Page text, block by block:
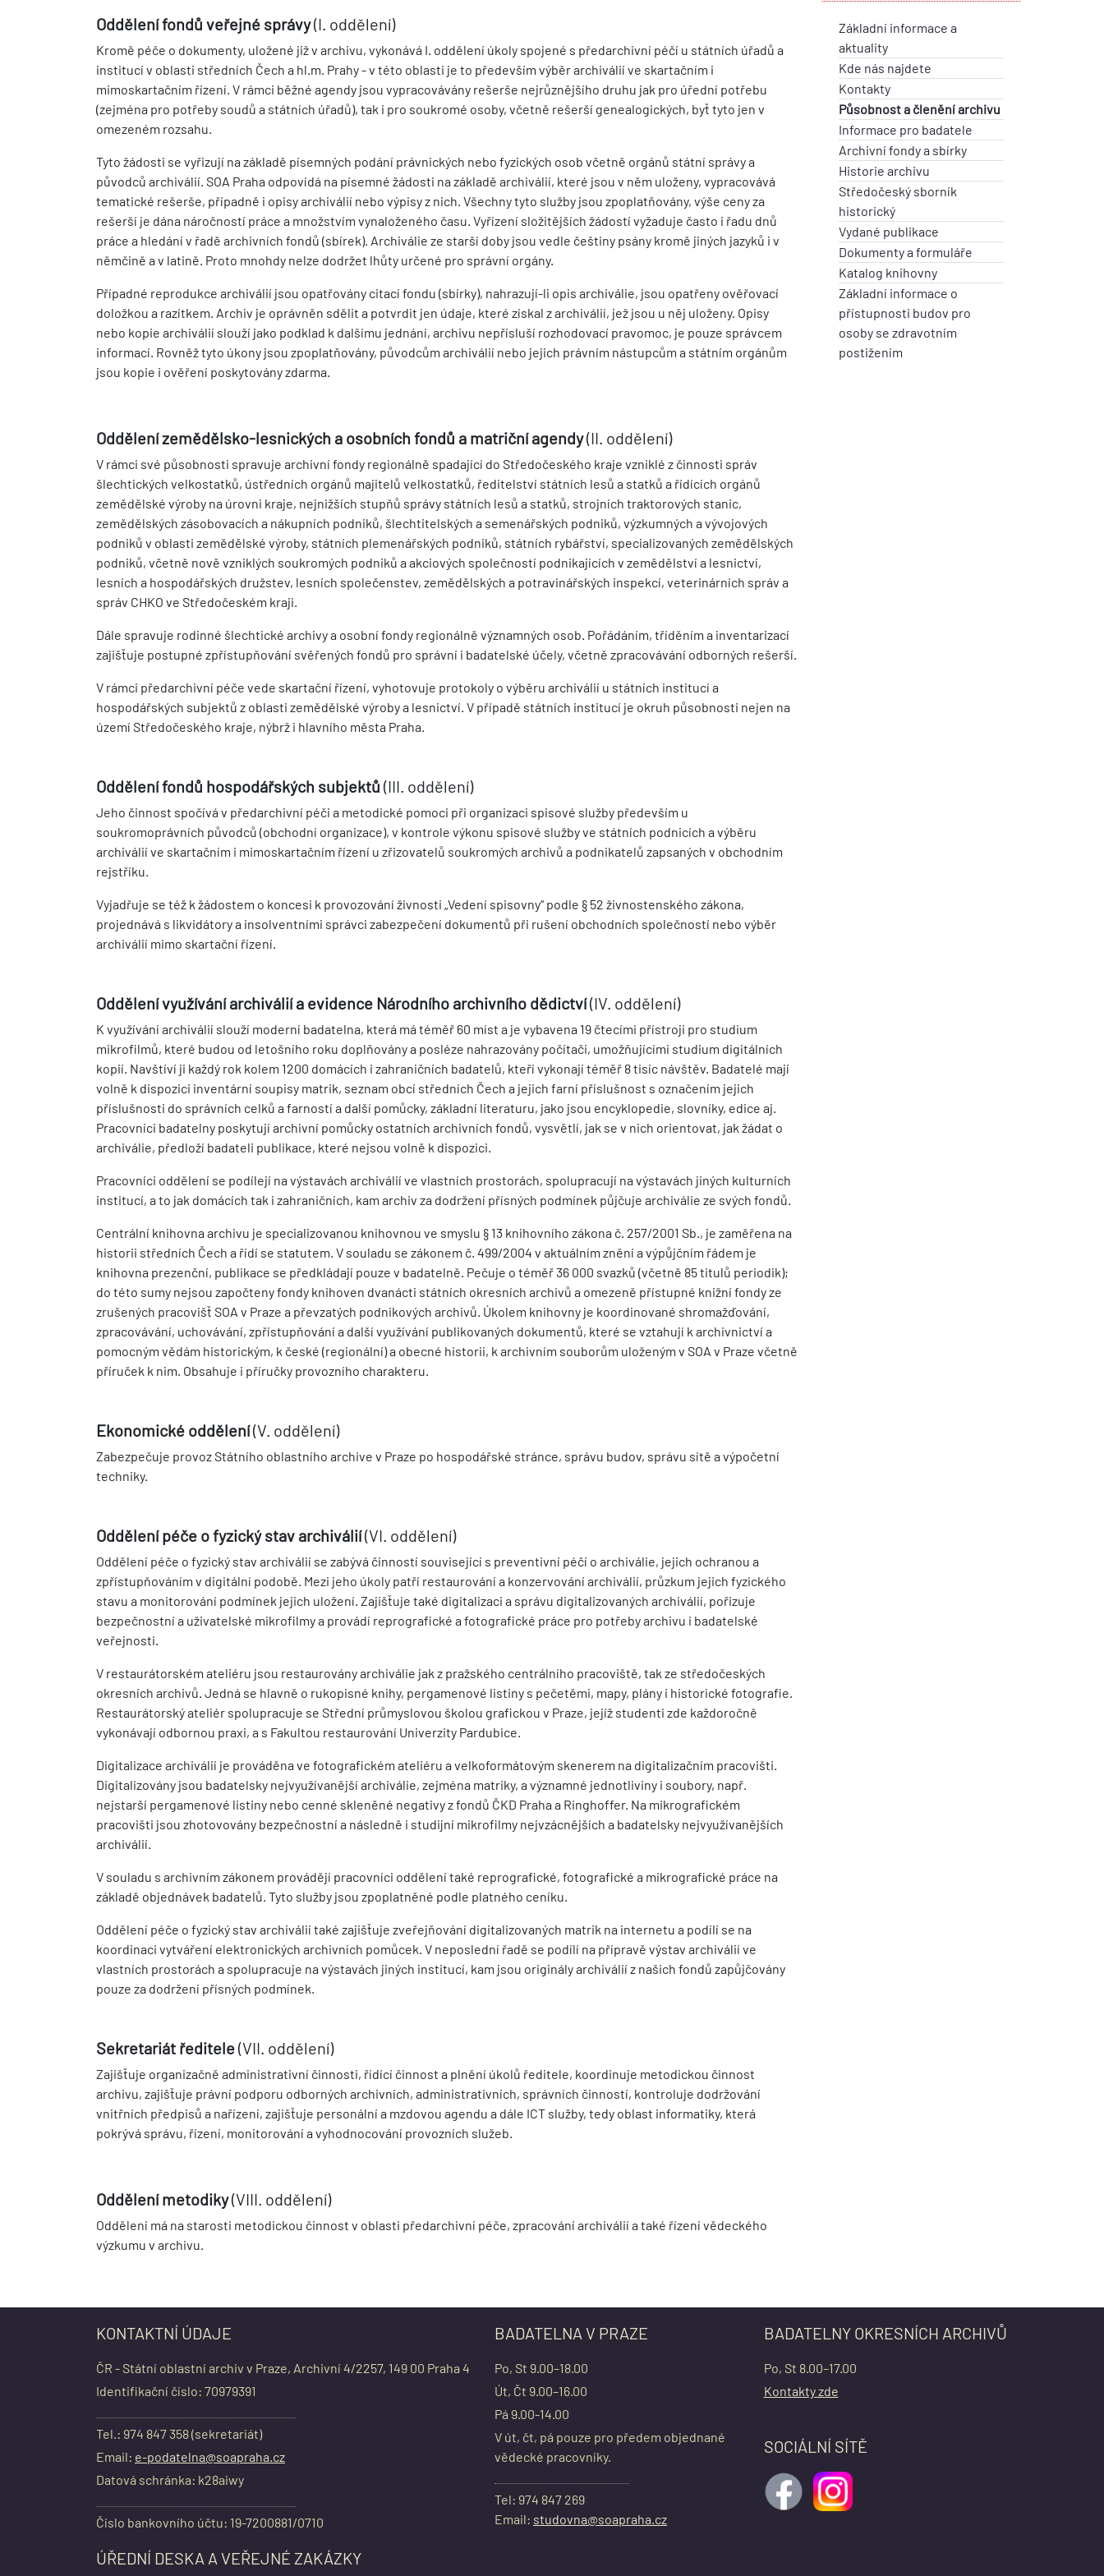
Oddělení fondů veřejné správy(I. oddělení)
Kromě péče o dokumenty, uložené již v archivu, vykonává I. oddělení úkoly spojené s předarchivní péčí u státních úřadů a
institucí v oblasti středních Čech a hl.m. Prahy - v této oblasti je to především výběr archiválií ve skartačním i
mimoskartačním řízení. V rámci běžné agendy jsou vypracovávány rešerše nejrůznějšího druhu jak pro úřední potřebu
(zejména pro potřeby soudů a státních úřadů), tak i pro soukromé osoby, včetně rešerší genealogických, byť tyto jen v
omezeném rozsahu.
Tyto žádosti se vyřizují na základě písemných podání právnických nebo fyzických osob včetně orgánů státní správy a
původců archiválií. SOA Praha odpovídá na písemné žádosti na základě archiválií, které jsou v něm uloženy, vypracovává
tematické rešerše, případně i opisy archiválií nebo výpisy z nich. Všechny tyto služby jsou zpoplatňovány, výše ceny za
rešerší je dána náročností práce a množstvím vynaloženého času. Vyřízení složitějších žádostí vyžaduje často i řadu dnů
práce a hledání v řadě archivních fondů (sbírek). Archiválie ze starší doby jsou vedle češtiny psány kromě jiných jazyků i v
němčině a v latině. Proto mnohdy nelze dodržet lhůty určené pro správní orgány.
Případné reprodukce archiválií jsou opatřovány citací fondu (sbírky), nahrazují-li opis archiválie, jsou opatřeny ověřovací
doložkou a razítkem. Archiv je oprávněn sdělit a potvrdit jen údaje, které získal z archiválií, jež jsou u něj uloženy. Opisy
nebo kopie archiválií slouží jako podklad k dalšímu jednání, archivu nepřísluší rozhodovací pravomoc, je pouze správcem
informací. Rovněž tyto úkony jsou zpoplatňovány, původcům archiválií nebo jejich právním nástupcům a státním orgánům
jsou kopie i ověření poskytovány zdarma.
Oddělení zemědělsko-lesnických a osobních fondů a matriční agendy(II. oddělení)
V rámci své působnosti spravuje archivní fondy regionálně spadající do Středočeského kraje vzniklé z činnosti správ
šlechtických velkostatků, ústředních orgánů majitelů velkostatků, ředitelství státních lesů a statků a řídících orgánů
zemědělské výroby na úrovni kraje, nejnižších stupňů správy státních lesů a statků, strojních traktorových stanic,
zemědělských zásobovacích a nákupních podniků, šlechtitelských a semenářských podniků, výzkumných a vývojových
podniků v oblasti zemědělské výroby, státních plemenářských podniků, státních rybářství, specializovaných zemědělských
podniků, včetně nově vzniklých soukromých podniků a akciových společností podnikajících v zemědělství a lesnictví,
lesních a hospodářských družstev, lesních společenstev, zemědělských a potravinářských inspekcí, veterinárních správ a
správ CHKO ve Středočeském kraji.
Dále spravuje rodinné šlechtické archivy a osobní fondy regionálně významných osob. Pořádáním, tříděním a inventarizací
zajišťuje postupné zpřístupňování svěřených fondů pro správní i badatelské účely, včetně zpracovávání odborných rešerší.
V rámci předarchivní péče vede skartační řízení, vyhotovuje protokoly o výběru archiválií u státních institucí a
hospodářských subjektů z oblasti zemědělské výroby a lesnictví. V případě státních institucí je okruh působnosti nejen na
území Středočeského kraje, nýbrž i hlavního města Praha.
Oddělení fondů hospodářských subjektů (III. oddělení)
Jeho činnost spočívá v předarchivní péči a metodické pomoci při organizaci spisové služby především u
soukromoprávních původců (obchodní organizace), v kontrole výkonu spisové služby ve státních podnicích a výběru
archiválií ve skartačním i mimoskartačním řízení u zřizovatelů soukromých archivů a podnikatelů zapsaných v obchodním
rejstříku.
Vyjadřuje se též k žádostem o koncesi k provozování živnosti „Vedení spisovny“ podle § 52 živnostenského zákona,
projednává s likvidátory a insolventními správci zabezpečení dokumentů při rušení obchodních společností nebo výběr
archiválií mimo skartační řízení.
Oddělení využívání archiválií a evidence Národního archivního dědictví(IV. oddělení)
K využívání archiválií slouží moderní badatelna, která má téměř 60 míst a je vybavena 19 čtecími přístroji pro studium
mikrofilmů, které budou od letošního roku doplňovány a posléze nahrazovány počítači, umožňujícími studium digitálních
kopií. Navštíví ji každý rok kolem 1200 domácích i zahraničních badatelů, kteří vykonají téměř 8 tisíc návštěv. Badatelé mají
volně k dispozici inventární soupisy matrik, seznam obcí středních Čech a jejich farní příslušnost s označením jejich
příslušnosti do správních celků a farností a další pomůcky, základní literaturu, jako jsou encyklopedie, slovníky, edice aj.
Pracovníci badatelny poskytují archivní pomůcky ostatních archivních fondů, vysvětlí, jak se v nich orientovat, jak žádat o
archiválie, předloží badateli publikace, které nejsou volně k dispozici.
Pracovníci oddělení se podílejí na výstavách archiválií ve vlastních prostorách, spolupracují na výstavách jiných kulturních
institucí, a to jak domácích tak i zahraničních, kam archiv za dodržení přísných podmínek půjčuje archiválie ze svých fondů.
Centrální knihovna archivu je specializovanou knihovnou ve smyslu § 13 knihovního zákona č. 257/2001 Sb., je zaměřena na
historii středních Čech a řídí se statutem. V souladu se zákonem č. 499/2004 v aktuálním znění a výpůjčním řádem je
knihovna prezenční, publikace se předkládají pouze v badatelně. Pečuje o téměř 36 000 svazků (včetně 85 titulů periodik);
do této sumy nejsou započteny fondy knihoven dvanácti státních okresních archivů a omezeně přístupné knižní fondy ze
zrušených pracovišť SOA v Praze a převzatých podnikových archivů. Úkolem knihovny je koordinované shromažďování,
zpracovávání, uchovávání, zpřístupňování a další využívání publikovaných dokumentů, které se vztahují k archivnictví a
pomocným vědám historickým, k české (regionální) a obecné historii, k archivním souborům uloženým v SOA v Praze včetně
příruček k nim. Obsahuje i příručky provozního charakteru.
Ekonomické oddělení(V. oddělení)
Zabezpečuje provoz Státního oblastního archive v Praze po hospodářské stránce, správu budov, správu sítě a výpočetní
techniky.
Oddělení péče o fyzický stav archiválií(VI. oddělení)
Oddělení péče o fyzický stav archiválií se zabývá činností související s preventivní péčí o archiválie, jejich ochranou a
zpřístupňováním v digitální podobě. Mezi jeho úkoly patří restaurování a konzervování archiválií, průzkum jejich fyzického
stavu a monitorování podmínek jejich uložení. Zajišťuje také digitalizaci a správu digitalizovaných archiválií, pořizuje
bezpečnostní a uživatelské mikrofilmy a provádí reprografické a fotografické práce pro potřeby archivu i badatelské
veřejnosti.
V restaurátorském ateliéru jsou restaurovány archiválie jak z pražského centrálního pracoviště, tak ze středočeských
okresních archivů. Jedná se hlavně o rukopisné knihy, pergamenové listiny s pečetěmi, mapy, plány i historické fotografie.
Restaurátorský ateliér spolupracuje se Střední průmyslovou školou grafickou v Praze, jejíž studenti zde každoročně
vykonávají odbornou praxi, a s Fakultou restaurování Univerzity Pardubice.
Digitalizace archiválií je prováděna ve fotografickém ateliéru a velkoformátovým skenerem na digitalizačním pracovišti.
Digitalizovány jsou badatelsky nejvyužívanější archiválie, zejména matriky, a významné jednotliviny i soubory, např.
nejstarší pergamenové listiny nebo cenné skleněné negativy z fondů ČKD Praha a Ringhoffer. Na mikrografickém
pracovišti jsou zhotovovány bezpečnostní a následně i studijní mikrofilmy nejvzácnějších a badatelsky nejvyužívanějších
archiválií.
V souladu s archivním zákonem provádějí pracovníci oddělení také reprografické, fotografické a mikrografické práce na
základě objednávek badatelů. Tyto služby jsou zpoplatněné podle platného ceníku.
Oddělení péče o fyzický stav archiválií také zajišťuje zveřejňování digitalizovaných matrik na internetu a podílí se na
koordinaci vytváření elektronických archivních pomůcek. V neposlední řadě se podílí na přípravě výstav archiválií ve
vlastních prostorách a spolupracuje na výstavách jiných institucí, kam jsou originály archiválií z našich fondů zapůjčovány
pouze za dodržení přísných podmínek.
Sekretariát ředitele(VII. oddělení)
Zajišťuje organizačně administrativní činnosti, řídící činnost a plnění úkolů ředitele, koordinuje metodickou činnost
archivu, zajišťuje právní podporu odborných archivních, administrativních, správních činností, kontroluje dodržování
vnitřních předpisů a nařízení, zajišťuje personální a mzdovou agendu a dále ICT služby, tedy oblast informatiky, která
pokrývá správu, řízení, monitorování a vyhodnocování provozních služeb.
Oddělení metodiky(VIII. oddělení)
Oddělení má na starosti metodickou činnost v oblasti předarchivní péče, zpracování archiválií a také řízení vědeckého
výzkumu v archivu.
Základní informace a
aktuality
Kde nás najdete
Kontakty
Působnost a členění archivu
Informace pro badatele
Archivní fondy a sbírky
Historie archivu
Středočeský sborník
historický
Vydané publikace
Dokumenty a formuláře
Katalog knihovny
Základní informace o
přístupnosti budov pro
osoby se zdravotním
postižením
KONTAKTNÍ ÚDAJE
ČR - Státní oblastní archiv v Praze, Archivní 4/2257, 149 00 Praha 4
Identifikační číslo: 70979391
Tel.: 974 847 358 (sekretariát)
Email: e-podatelna@soapraha.cz
Datová schránka: k28aiwy
Číslo bankovního účtu: 19-7200881/0710
ÚŘEDNÍ DESKA A VEŘEJNÉ ZAKÁZKY
BADATELNA V PRAZE
Po, St 9.00–18.00
Út, Čt 9.00–16.00
Pá 9.00-14.00
V út, čt, pá pouze pro předem objednané
vědecké pracovníky.
Tel: 974 847 269
Email: studovna@soapraha.cz
BADATELNY OKRESNÍCH ARCHIVŮ
Po, St 8.00–17.00
Kontakty zde
SOCIÁLNÍ SÍTĚ